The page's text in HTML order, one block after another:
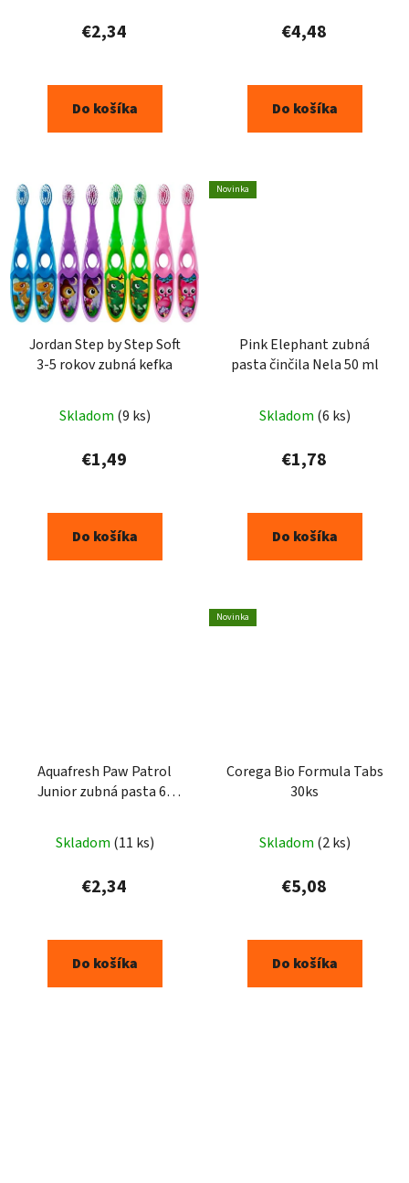
€2,34
Do košíka
€4,48
Do košíka
Jordan Step by Step Soft
3-5 rokov zubná kefka
Skladom (9 ks)
€1,49
Do košíka
Novinka
Pink Elephant zubná
pasta činčila Nela 50 ml
Skladom (6 ks)
€1,78
Do košíka
Aquafresh Paw Patrol
Junior zubná pasta 6-
Skladom (11 ks)
€2,34
Do košíka
Novinka
Corega Bio Formula Tabs
30ks
Skladom (2 ks)
€5,08
Do košíka